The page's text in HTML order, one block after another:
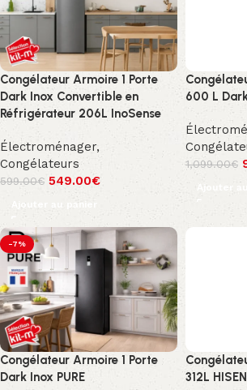
Congélateur Armoire 1 Porte
Dark Inox Convertible en
Réfrigérateur 206L InoSense
Électroménager,
Congélateurs
599.00€ 549.00€
Ajouter au panier
600 L
1,099.00€
Ajouter
-7%
Congélateur Armoire 1 Porte
Dark Inox PURE
312L